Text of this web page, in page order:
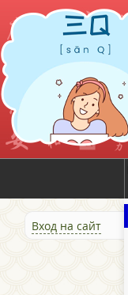
Вход на сайт